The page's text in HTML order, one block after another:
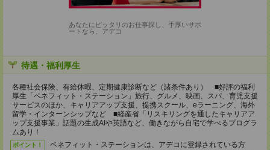
あなたにピッタリのお仕事探し、手厚いサポ
ートなら、アデコ
待遇・福利厚生
各種社会保険、有給休暇、定期健康診断など（諸条件あり） ■好評の福利
厚生「ベネフィット・ステーション」旅行、グルメ、映画、スパ、育児支援
サービスのほか、キャリアアップ支援、提携スクール、eラーニング、海外
留学・インターンシップなど ■経産省「リスキリングを通したキャリアア
ップ支援事業」話題の生成AIや英語など、働きながら自宅で学べるプログラ
ムあり！
ポイント！
ベネフィット・ステーションは、アデコに登録されている方